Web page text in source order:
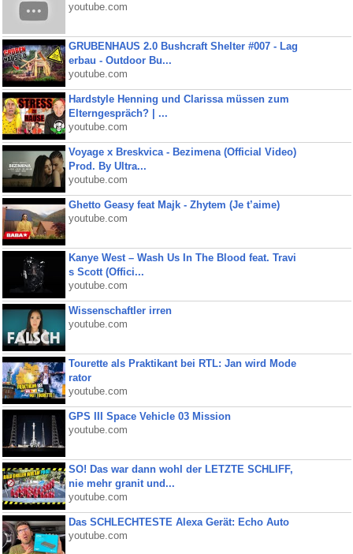
youtube.com
GRUBENHAUS 2.0 Bushcraft Shelter #007 - Lag
erbau - Outdoor Bu...
youtube.com
Hardstyle Henning und Clarissa müssen zum
Elterngespräch? | ...
youtube.com
Voyage x Breskvica - Bezimena (Official Video)
Prod. By Ultra...
youtube.com
Ghetto Geasy feat Majk - Zhytem (Je t’aime)
youtube.com
Kanye West – Wash Us In The Blood feat. Travi
s Scott (Offici...
youtube.com
Wissenschaftler irren
youtube.com
Tourette als Praktikant bei RTL: Jan wird Mode
rator
youtube.com
GPS III Space Vehicle 03 Mission
youtube.com
SO! Das war dann wohl der LETZTE SCHLIFF,
nie mehr granit und...
youtube.com
Das SCHLECHTESTE Alexa Gerät: Echo Auto
youtube.com